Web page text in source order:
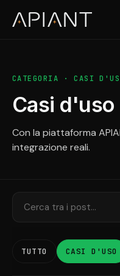
CATEGORIA · CASI
Casi d'uso
Con la piattaforma
integrazione reali.
TUTTO CASI D'USO